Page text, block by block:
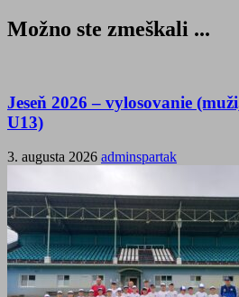
Možno ste zmeškali ...
Jeseň 2026 – vylosovanie
U13)
3. augusta 2026 adminspartak